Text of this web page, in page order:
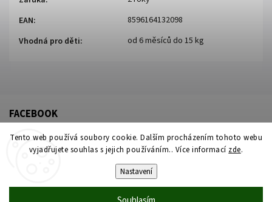
Tento web používá soubory cookie. Dalším procházením tohoto webu
vyjadřujete souhlas s jejich používáním.. Více informací zde.
Nastavení
EAN:
8596164132098
Vhodná pro děti: od 6 měsíců do 15 kg
FACEBOOK